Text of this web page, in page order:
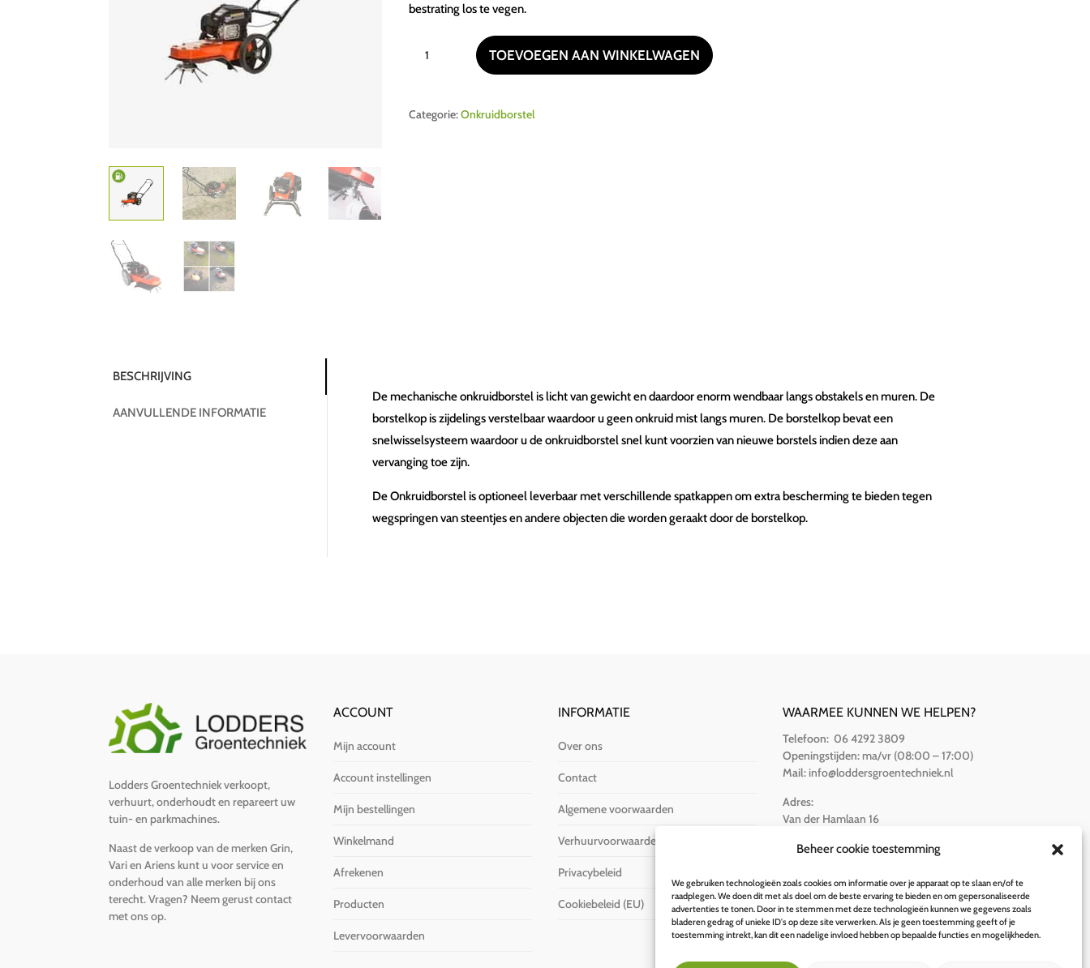
Beheer cookie toestemming
We gebruiken technologieën zoals cookies om informatie over je apparaat op te slaan en/of te
raadplegen. We doen dit met als doel om de beste ervaring te bieden en om gepersonaliseerde
advertenties te tonen. Door in te stemmen met deze technologieën kunnen we gegevens zoals
bladeren gedrag of unieke ID's op deze site verwerken. Als je geen toestemming geeft of je
toestemming intrekt, kan dit een nadelige invloed hebben op bepaalde functies en mogelijkheden.
bestrating los te vegen.
TOEVOEGEN AAN WINKELWAGEN
Categorie:Onkruidborstel
BESCHRIJVING
AANVULLENDE INFORMATIE
De mechanische onkruidborstel is licht van gewicht en daardoor enorm wendbaar langs obstakels en muren. De
borstelkop is zijdelings verstelbaar waardoor u geen onkruid mist langs muren. De borstelkop bevat een
snelwisselsysteem waardoor u de onkruidborstel snel kunt voorzien van nieuwe borstels indien deze aan
vervanging toe zijn.
De Onkruidborstel is optioneel leverbaar met verschillende spatkappen om extra bescherming te bieden tegen
wegspringen van steentjes en andere objecten die worden geraakt door de borstelkop.
Lodders Groentechniek verkoopt,
verhuurt, onderhoudt en repareert uw
tuin- en parkmachines.
Naast de verkoop van de merken Grin,
Vari en Ariens kunt u voor service en
onderhoud van alle merken bij ons
terecht. Vragen? Neem gerust contact
met ons op.
ACCOUNT
Mijn account
Account instellingen
Mijn bestellingen
Winkelmand
Afrekenen
Producten
Levervoorwaarden
INFORMATIE
Over ons
Contact
Algemene voorwaarden
Verhuurvoorwaarden
Privacybeleid
Cookiebeleid (EU)
WAARMEE KUNNEN WE HELPEN?
Telefoon: 06 4292 3809
Openingstijden:ma/vr (08:00 – 17:00)
Mail: info@loddersgroentechniek.nl
Adres:
Van der Hamlaan 16
BETALINGSOPTIES